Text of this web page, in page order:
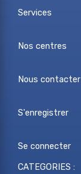
Services
Nos centres
Nous contacter
S'enregistrer
Se connecter
CATEGORIES :